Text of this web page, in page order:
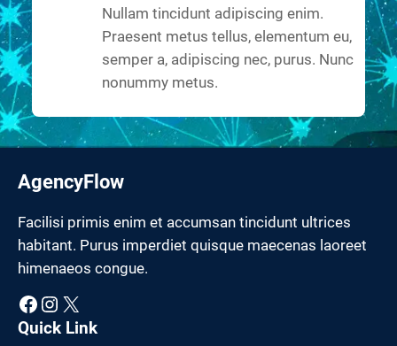
Nullam tincidunt adipiscing enim.
Praesent metus tellus, elementum eu,
semper a, adipiscing nec, purus. Nunc
nonummy metus.
AgencyFlow
Facilisi primis enim et accumsan tincidunt ultrices
habitant. Purus imperdiet quisque maecenas laoreet
himenaeos congue.
Facebook Instagram X
Quick Link